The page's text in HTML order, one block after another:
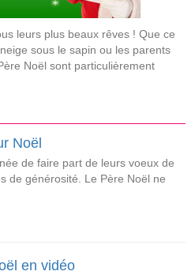
leurs plus beaux rêves ! Que ce
sous le sapin ou les parents
Noël sont particulièrement
Noël
de faire part de leurs voeux de
de générosité. Le Père Noël ne
en vidéo